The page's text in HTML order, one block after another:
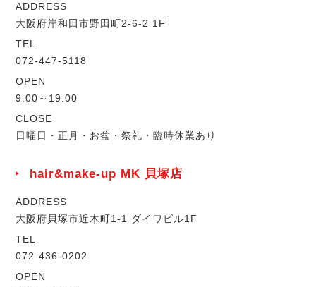
SALON INFO
ADDRESS
大阪府岸和田市野田町2-6-2 1F
TEL
072-447-5118
OPEN
9:00～19:00
CLOSE
日曜日・正月・お盆・祭礼・臨時休業あり
hair&make-up MK 貝塚店
ADDRESS
大阪府貝塚市近木町1-1 ダイワビル1F
TEL
072-436-0202
OPEN